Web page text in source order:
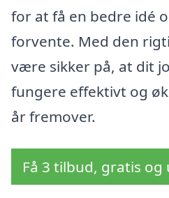
for at få en bedre idé
forvente. Med den
være sikker på, at dit
fungere effektivt og
år fremover.
Få 3 tilbud, gratis